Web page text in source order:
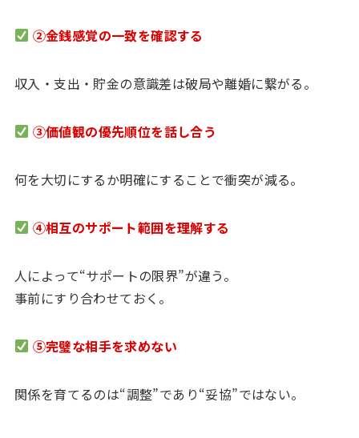
②金銭感覚の一致を確認する
収入・支出・貯金の意識差は破局や離婚に繋がる。
③価値観の優先順位を話し合う
何を大切にするか明確にすることで衝突が減る。
④相互のサポート範囲を理解する
人によって“サポートの限界”が違う。
事前にすり合わせておく。
⑤完璧な相手を求めない
関係を育てるのは“調整”であり“妥協”ではない。